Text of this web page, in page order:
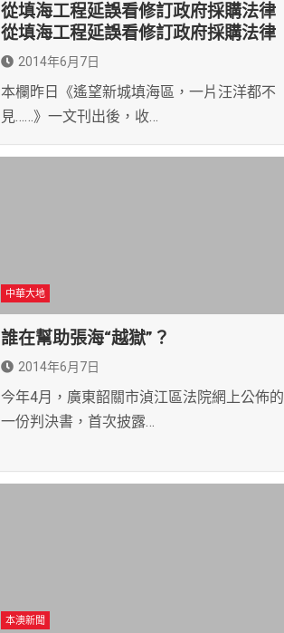
從填海工程延誤看修訂政府採購法律
從填海工程延誤看修訂政府採購法律
2014年6月7日
本欄昨日《遙望新城填海區，一片汪洋都不
見……》一文刊出後，收…
中華大地
誰在幫助張海“越獄”？
2014年6月7日
今年4月，廣東韶關市湞江區法院網上公佈的
一份判決書，首次披露…
本澳新聞